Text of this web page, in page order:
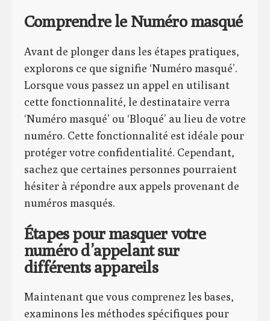
Comprendre le Numéro masqué
Avant de plonger dans les étapes pratiques,
explorons ce que signifie ‘Numéro masqué’.
Lorsque vous passez un appel en utilisant
cette fonctionnalité, le destinataire verra
‘Numéro masqué’ ou ‘Bloqué’ au lieu de votre
numéro. Cette fonctionnalité est idéale pour
protéger votre confidentialité. Cependant,
sachez que certaines personnes pourraient
hésiter à répondre aux appels provenant de
numéros masqués.
Étapes pour masquer votre
numéro d’appelant sur
différents appareils
Maintenant que vous comprenez les bases,
examinons les méthodes spécifiques pour